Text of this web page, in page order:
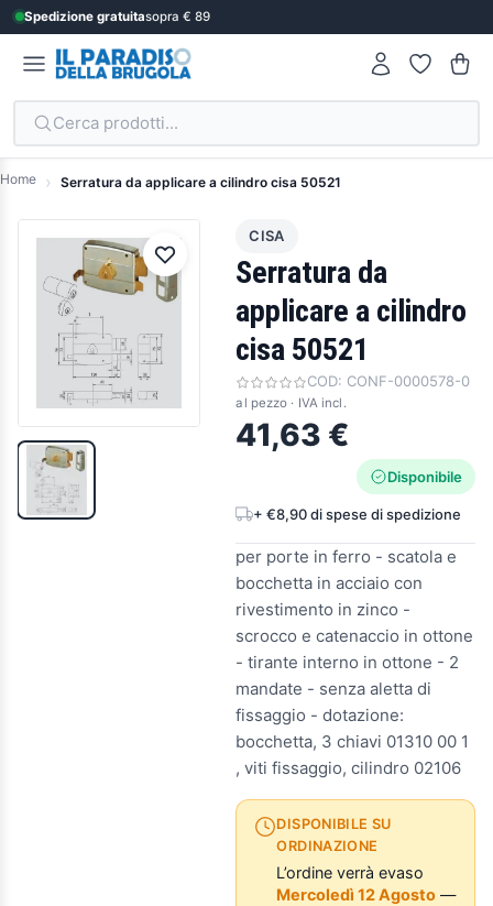
Spedizione gratuitasopra € 89
Cerca prodotti...
Home Serratura da applicare a cilindro cisa 50521
CISA
Serratura da
applicare a cilindro
cisa 50521
COD: CONF-0000578-0
al pezzo · IVA incl.
41,63 €
Disponibile
+ €8,90 di spese di spedizione
per porte in ferro - scatola e
bocchetta in acciaio con
rivestimento in zinco -
scrocco e catenaccio in ottone
- tirante interno in ottone - 2
mandate - senza aletta di
fissaggio - dotazione:
bocchetta, 3 chiavi 01310 00 1
, viti fissaggio, cilindro 02106
DISPONIBILE SU
ORDINAZIONE
L’ordine verrà evaso
Mercoledì 12 Agosto —